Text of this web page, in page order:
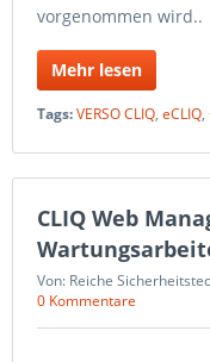
vorgenommen wird..
Mehr lesen
Tags:VERSO CLIQ, eCLIQ,
CLIQ Web
Von: Reiche
0 Kommentare